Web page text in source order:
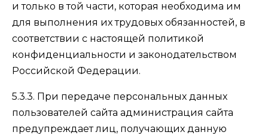
и только в той части, которая необходима им
для выполнения их трудовых обязанностей, в
соответствии с настоящей политикой
конфиденциальности и законодательством
Российской Федерации.
5.3.3. При передаче персональных данных
пользователей сайта администрация сайта
предупреждает лиц, получающих данную